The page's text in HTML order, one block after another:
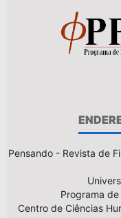
Pensando - Revista de
Programa
Centro de Ciências